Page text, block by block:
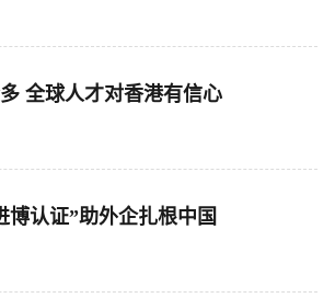
全球人才对香港有信心
博认证”助外企扎根中国